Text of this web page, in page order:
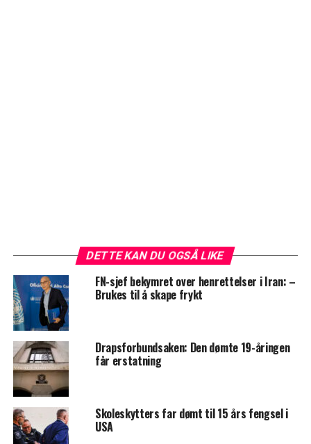
DETTE KAN DU OGSÅ LIKE
FN-sjef bekymret over henrettelser i Iran: –
Brukes til å skape frykt
Drapsforbundsaken: Den dømte 19-åringen
får erstatning
Skoleskytters far dømt til 15 års fengsel i
USA